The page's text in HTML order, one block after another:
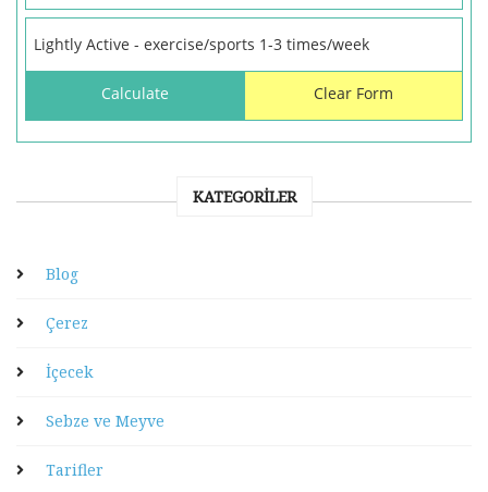
KATEGORILER
Blog
Çerez
İçecek
Sebze ve Meyve
Tarifler